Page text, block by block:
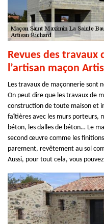
Revues des travaux
l’artisan maçon
Les travaux de maçonnerie sont
On peut dire que les travaux de
construction de toute maison et
faîtières avec les murs porteurs,
béton, les dalles de béton… Le
second œuvre comme les
parement, revêtement au sol
Aussi, pour tout cela, vous